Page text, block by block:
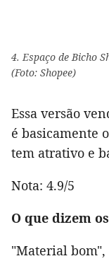
4. Espaço de Bicho
(Foto: Shopee)
Essa versão
é basicamente
tem atrativo e
Nota: 4.9/5
O que dizem
"Material bom",